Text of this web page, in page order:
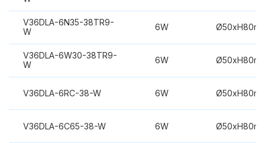
V36DLA-6N35-38TR9-
W
6W
V36DLA-6W30-38TR9-
W
6W
V36DLA-6RC-38-W 6W
V36DLA-6C65-38-W 6W